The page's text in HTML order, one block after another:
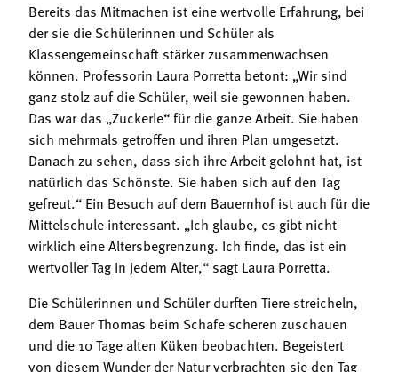
Bereits das Mitmachen ist eine wertvolle Erfahrung, bei
der sie die Schülerinnen und Schüler als
Klassengemeinschaft stärker zusammenwachsen
können. Professorin Laura Porretta betont: „Wir sind
ganz stolz auf die Schüler, weil sie gewonnen haben.
Das war das „Zuckerle“ für die ganze Arbeit. Sie haben
sich mehrmals getroffen und ihren Plan umgesetzt.
Danach zu sehen, dass sich ihre Arbeit gelohnt hat, ist
natürlich das Schönste. Sie haben sich auf den Tag
gefreut.“ Ein Besuch auf dem Bauernhof ist auch für die
Mittelschule interessant. „Ich glaube, es gibt nicht
wirklich eine Altersbegrenzung. Ich finde, das ist ein
wertvoller Tag in jedem Alter,“ sagt Laura Porretta.
Die Schülerinnen und Schüler durften Tiere streicheln,
dem Bauer Thomas beim Schafe scheren zuschauen
und die 10 Tage alten Küken beobachten. Begeistert
von diesem Wunder der Natur verbrachten sie den Tag